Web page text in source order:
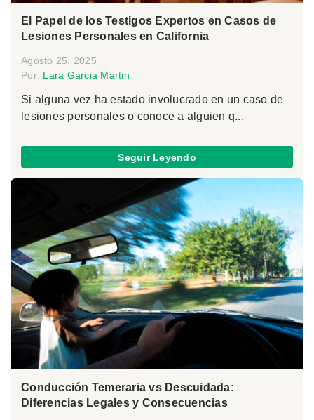
El Papel de los Testigos Expertos en Casos de
Lesiones Personales en California
Agosto 25, 2025
Por: Lara Garcia Martin
Si alguna vez ha estado involucrado en un caso de
lesiones personales o conoce a alguien q...
Seguir Leyendo
Conducción Temeraria vs Descuidada:
Diferencias Legales y Consecuencias